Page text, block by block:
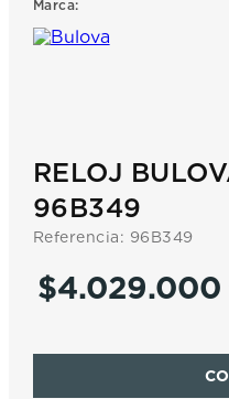
Marca:
RELOJ
96B349
Referencia: 96B349
$4.029.000